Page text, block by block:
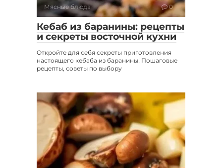
Мясные блюда 0
Кебаб из баранины: рецепты
и секреты восточной кухни
Откройте для себя секреты приготовления
настоящего кебаба из баранины! Пошаговые
рецепты, советы по выбору